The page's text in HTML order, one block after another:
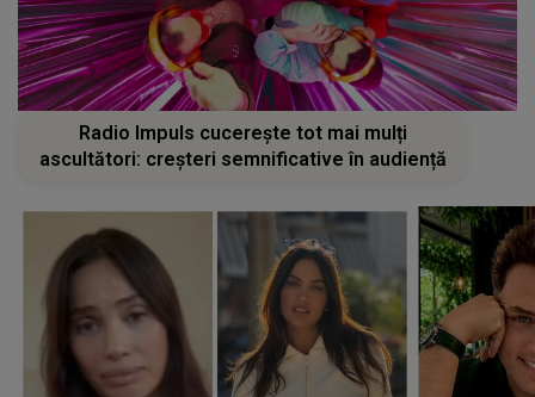
Radio Impuls cucerește tot mai mulți
ascultători: creșteri semnificative în audiență